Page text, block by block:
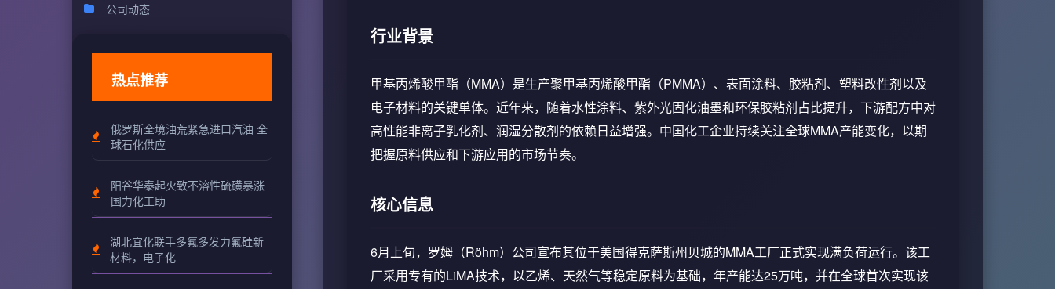
公司动态
热点推荐
俄罗斯全境油荒紧急进口汽油 全
球石化供应
阳谷华泰起火致不溶性硫磺暴涨
国力化工助
湖北宜化联手多氟多发力氟硅新
材料，电子化
行业背景
甲基丙烯酸甲酯（MMA）是生产聚甲基丙烯酸甲酯（PMMA）、表面涂料、胶粘剂、塑料改性剂以及
电子材料的关键单体。近年来，随着水性涂料、紫外光固化油墨和环保胶粘剂占比提升，下游配方中对
高性能非离子乳化剂、润湿分散剂的依赖日益增强。中国化工企业持续关注全球MMA产能变化，以期
把握原料供应和下游应用的市场节奏。
核心信息
6月上旬，罗姆（Röhm）公司宣布其位于美国得克萨斯州贝城的MMA工厂正式实现满负荷运行。该工
厂采用专有的LiMA技术，以乙烯、天然气等稳定原料为基础，年产能达25万吨，并在全球首次实现该